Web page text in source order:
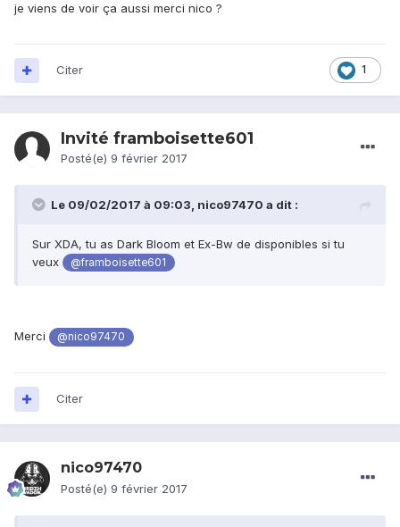
je viens de voir ça aussi merci nico ?
1
Citer
Invité framboisette601
Posté(e) 9 février 2017
Le 09/02/2017 à 09:03, nico97470 a dit :
Sur XDA, tu as Dark Bloom et Ex-Bw de disponibles si tu
veux
@framboisette601
Merci @nico97470
Citer
nico97470
Posté(e) 9 février 2017